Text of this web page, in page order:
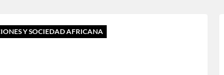
Y SOCIEDAD AFRICANA